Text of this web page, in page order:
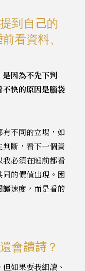
到自己的
看資料、
因為不先下判
快的原因是腦袋
不同的立場，如
斷，看下一個資
必須在睡前都看
的價值出現。困
速度，而是看的
會讀詩？
如果要我細讀、